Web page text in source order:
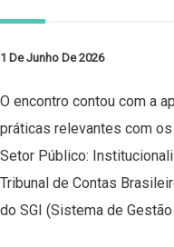
1 De Junho De 2026
O encontro contou com a
práticas relevantes com
Setor Público:
Tribunal de Contas
do SGI (Sistema de